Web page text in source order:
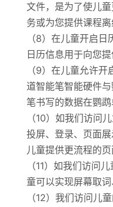
文件，是为了使儿
务或为您提供课程离
（8）在儿童开启
日历信息用于向您提
（9）在儿童允许
道智能笔智能硬件
笔书写的数据在鹦鹉
（10）如我们访问
投屏、登录、页面
儿童提供更流程的页
（11）如我们访问
童可以实现屏幕取词
（12）我们访问儿